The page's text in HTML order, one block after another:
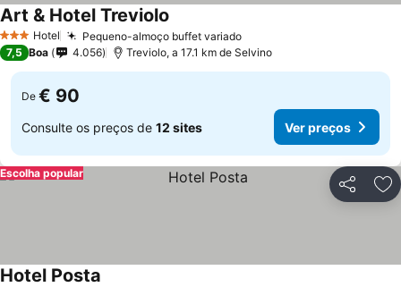
3 EstrelasHotel Pequeno-almoço buffet variado
Art & Hotel Treviolo
7,5 Boa 4.056 Treviolo, a 17.1 km de Selvino
De € 90
Consulte os preços de 12 sites Ver preços
Partilhar
Escolha popular
Hotel Posta